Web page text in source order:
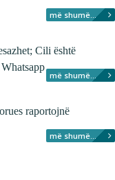
më shumë...
Cili është
më shumë...
raportojnë
më shumë...